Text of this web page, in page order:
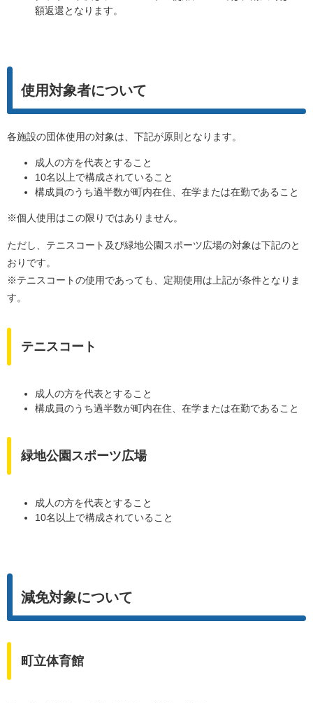
額返還となります。
使用対象者について
各施設の団体使用の対象は、下記が原則となります。
成人の方を代表とすること
10名以上で構成されていること
構成員のうち過半数が町内在住、在学または在勤であること
※個人使用はこの限りではありません。
ただし、テニスコート及び緑地公園スポーツ広場の対象は下記のと
おりです。
※テニスコートの使用であっても、定期使用は上記が条件となりま
す。
テニスコート
成人の方を代表とすること
構成員のうち過半数が町内在住、在学または在勤であること
緑地公園スポーツ広場
成人の方を代表とすること
10名以上で構成されていること
減免対象について
町立体育館